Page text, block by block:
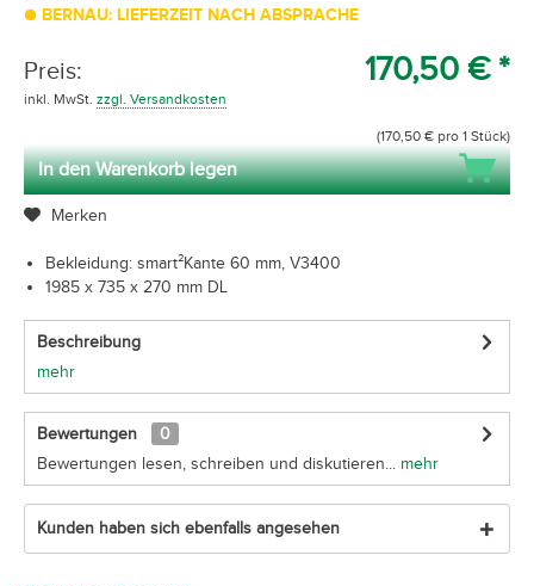
BERNAU: LIEFERZEIT NACH ABSPRACHE
Preis: 170,50 € *
inkl. MwSt. zzgl. Versandkosten
(170,50 € pro 1 Stück)
In den Warenkorb legen
Merken
Bekleidung: smart²Kante 60 mm, V3400
1985 x 735 x 270 mm DL
Beschreibung
mehr
Bewertungen
0
Bewertungen lesen, schreiben und diskutieren... mehr
Kunden haben sich ebenfalls angesehen